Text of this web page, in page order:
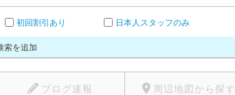
初回割引あり 日本人スタッフのみ
索を追加
ブログ速報 周辺地図から探す